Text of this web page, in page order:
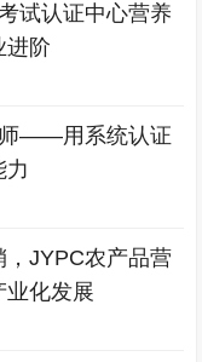
试认证中心营养
进阶
师——用系统认证
力
，JYPC农产品营
业化发展